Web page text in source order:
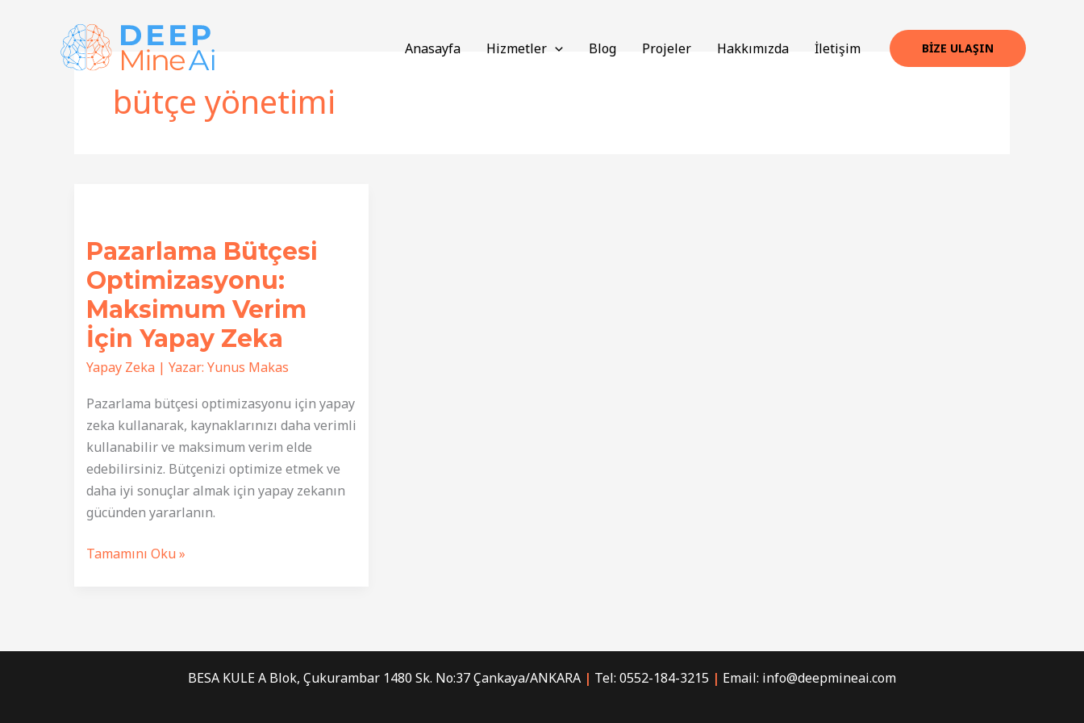
Anasayfa
Hizmetler Blog Projeler Hakkımızda İletişim BIZE ULAŞIN
bütçe yönetimi
Pazarlama Bütçesi
Optimizasyonu:
Maksimum Verim
İçin Yapay Zeka
Yapay Zeka | Yazar: Yunus Makas
Pazarlama bütçesi optimizasyonu için yapay
zeka kullanarak, kaynaklarınızı daha verimli
kullanabilir ve maksimum verim elde
edebilirsiniz. Bütçenizi optimize etmek ve
daha iyi sonuçlar almak için yapay zekanın
gücünden yararlanın.
Pazarlama
Tamamını Oku »
BESA KULE A Blok, Çukurambar 1480 Sk. No:37 Çankaya/ANKARA | Tel: 0552-184-3215 | Email: info@deepmineai.com